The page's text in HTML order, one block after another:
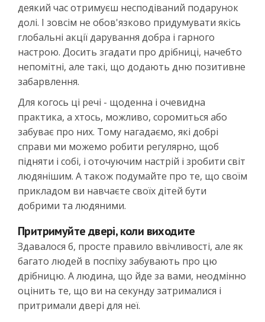
деякий час отримуєш несподіваний подарунок
долі. І зовсім не обов'язково придумувати якісь
глобальні акції дарування добра і гарного
настрою. Досить згадати про дрібниці, начебто
непомітні, але такі, що додають дню позитивне
забарвлення.
Для когось ці речі - щоденна і очевидна
практика, а хтось, можливо, соромиться або
забуває про них. Тому нагадаємо, які добрі
справи ми можемо робити регулярно, щоб
підняти і собі, і оточуючим настрій і зробити світ
людянішим. А також подумайте про те, що своїм
прикладом ви навчаєте своїх дітей бути
добрими та людяними.
Притримуйте двері, коли виходите
Здавалося б, просте правило ввічливості, але як
багато людей в поспіху забувають про цю
дрібницю. А людина, що йде за вами, неодмінно
оцінить те, що ви на секунду затрималися і
притримали двері для неї.